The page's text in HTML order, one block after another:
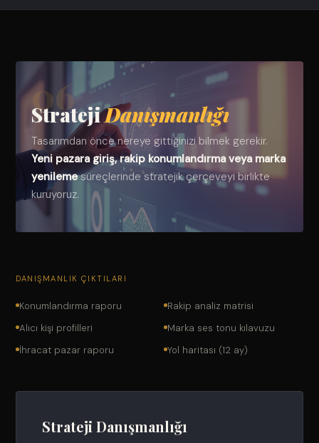
06
StratejiDanışmanlığı
Tasarımdan önce nereye gittiğinizi bilmek gerekir.
Yeni pazara giriş, rakip konumlandırma veya marka
yenilemesüreçlerinde stratejik çerçeveyi birlikte
kuruyoruz.
DANIŞMANLIK ÇIKTILARI
Konumlandırma raporu
Rakip analiz matrisi
Alıcı kişi profilleri
Marka ses tonu kılavuzu
İhracat pazar raporu
Yol haritası (12 ay)
Strateji Danışmanlığı